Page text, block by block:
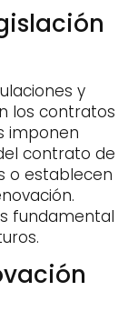
y
los contratos
imponen
contrato de
o establecen
fundamental